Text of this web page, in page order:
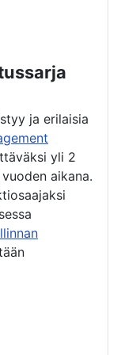
ja erilaisia
yli 2
aikana.